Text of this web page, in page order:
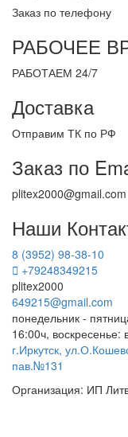
Заказ по телефону
РАБОЧЕЕ
РАБОТАЕМ 24/7
Доставка
Отправим ТК по РФ
Заказ по
plitex2000@gmail.com
Наши
8 (3952) 98-38-10
+79248349215
plitex2000
649215@gmail.com
понедельник -
16:00ч, воскресенье:
г.Иркутск,
пав.№131
Организация: ИП